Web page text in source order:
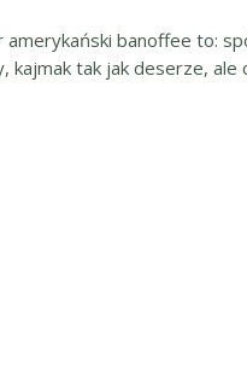
amerykański banoffee to:
kajmak tak jak deserze, ale